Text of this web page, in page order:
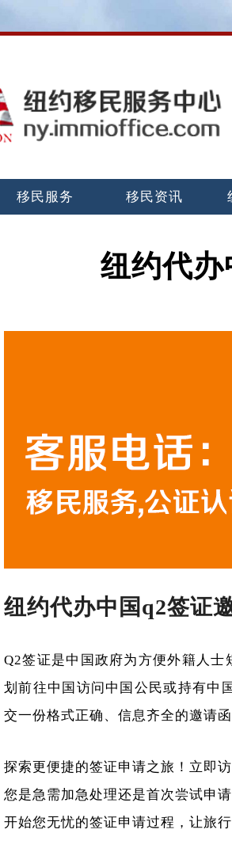
移民服务 移民资讯
纽约代
纽约代办中国q2签证
Q2签证是中国政府为方便外籍人
划前往中国访问中国公民或持有中
交一份格式正确、信息齐全的邀请
探索更便捷的签证申请之旅！立即
您是急需加急处理还是首次尝试申
开始您无忧的签证申请过程，让旅